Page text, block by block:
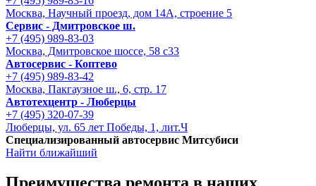
Москва, Научный проезд, дом 14А, строение 5
Сервис - Дмитровское ш.
+7 (495) 989-83-03
Москва, Дмитровское шоссе, 58 с33
Автосервис - Коптево
+7 (495) 989-83-42
Москва, Пакгаузное ш., 6, стр. 17
Автотехцентр - Люберцы
+7 (495) 320-07-39
Люберцы, ул. 65 лет Победы, 1, лит.Ч
Специализированный автосервис Митсубиси
Найти ближайший